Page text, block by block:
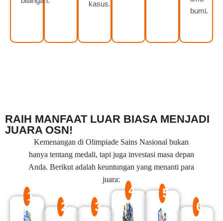
kasus.
bumi.
RAIH MANFAAT LUAR BIASA MENJADI
JUARA OSN!
Kemenangan di Olimpiade Sains Nasional bukan
hanya tentang medali, tapi juga investasi masa depan
Anda. Berikut adalah keuntungan yang menanti para
juara:
1
2 3
4 5
6